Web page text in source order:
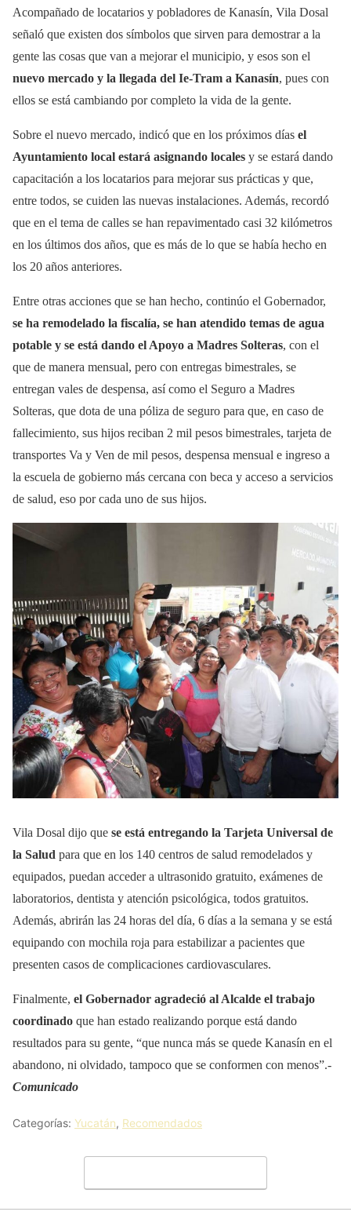
Acompañado de locatarios y pobladores de Kanasín, Vila Dosal
señaló que existen dos símbolos que sirven para demostrar a la
gente las cosas que van a mejorar el municipio, y esos son el
nuevo mercado y la llegada del Ie-Tram a Kanasín, pues con
ellos se está cambiando por completo la vida de la gente.
Sobre el nuevo mercado, indicó que en los próximos días el
Ayuntamiento local estará asignando locales y se estará dando
capacitación a los locatarios para mejorar sus prácticas y que,
entre todos, se cuiden las nuevas instalaciones. Además, recordó
que en el tema de calles se han repavimentado casi 32 kilómetros
en los últimos dos años, que es más de lo que se había hecho en
los 20 años anteriores.
Entre otras acciones que se han hecho, continúo el Gobernador,
se ha remodelado la fiscalía, se han atendido temas de agua
potable y se está dando el Apoyo a Madres Solteras, con el
que de manera mensual, pero con entregas bimestrales, se
entregan vales de despensa, así como el Seguro a Madres
Solteras, que dota de una póliza de seguro para que, en caso de
fallecimiento, sus hijos reciban 2 mil pesos bimestrales, tarjeta de
transportes Va y Ven de mil pesos, despensa mensual e ingreso a
la escuela de gobierno más cercana con beca y acceso a servicios
de salud, eso por cada uno de sus hijos.
Vila Dosal dijo que se está entregando la Tarjeta Universal de
la Salud para que en los 140 centros de salud remodelados y
equipados, puedan acceder a ultrasonido gratuito, exámenes de
laboratorios, dentista y atención psicológica, todos gratuitos.
Además, abrirán las 24 horas del día, 6 días a la semana y se está
equipando con mochila roja para estabilizar a pacientes que
presenten casos de complicaciones cardiovasculares.
Finalmente, el Gobernador agradeció al Alcalde el trabajo
coordinado que han estado realizando porque está dando
resultados para su gente, “que nunca más se quede Kanasín en el
abandono, ni olvidado, tampoco que se conformen con menos”.-
Comunicado
Categorías: Yucatán, Recomendados